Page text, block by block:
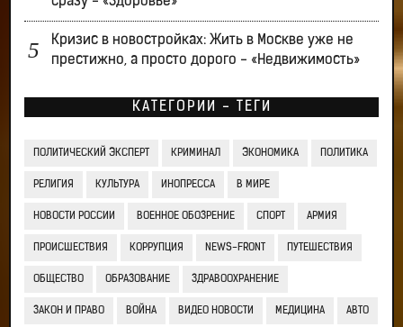
Кризис в новостройках: Жить в Москве уже не
престижно, а просто дорого - «Недвижимость»
КАТЕГОРИИ - ТЕГИ
ПОЛИТИЧЕСКИЙ ЭКСПЕРТ КРИМИНАЛ ЭКОНОМИКА ПОЛИТИКА
РЕЛИГИЯ КУЛЬТУРА ИНОПРЕССА В МИРЕ
НОВОСТИ РОССИИ ВОЕННОЕ ОБОЗРЕНИЕ СПОРТ АРМИЯ
ПРОИСШЕСТВИЯ КОРРУПЦИЯ NEWS-FRONT ПУТЕШЕСТВИЯ
ОБЩЕСТВО ОБРАЗОВАНИЕ ЗДРАВООХРАНЕНИЕ
ЗАКОН И ПРАВО ВОЙНА ВИДЕО НОВОСТИ МЕДИЦИНА АВТО